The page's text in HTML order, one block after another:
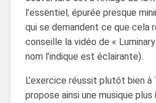
l’essentiel, épurée presque
qui se demandent ce que cela
conseille la vidéo de «
nom l’indique est éclairante).
L’exercice réussit plutôt bien à
propose ainsi une musique plus